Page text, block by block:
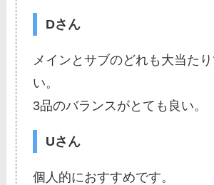
Dさん
メインとサブのどれも大当た
い。
3品のバランスがとても良い。
Uさん
個人的におすすめです。